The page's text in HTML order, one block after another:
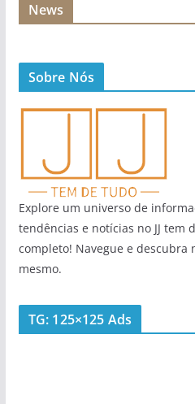
News
Sobre Nós
Explore um universo de
tendências e notícias no JJ tem
completo! Navegue e descubra
mesmo.
TG: 125×125 Ads